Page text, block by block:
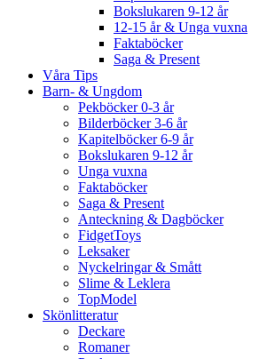
Bokslukaren 9-12 år
12-15 år & Unga vuxna
Faktaböcker
Saga & Present
Våra Tips
Barn- & Ungdom
Pekböcker 0-3 år
Bilderböcker 3-6 år
Kapitelböcker 6-9 år
Bokslukaren 9-12 år
Unga vuxna
Faktaböcker
Saga & Present
Anteckning & Dagböcker
FidgetToys
Leksaker
Nyckelringar & Smått
Slime & Leklera
TopModel
Skönlitteratur
Deckare
Romaner